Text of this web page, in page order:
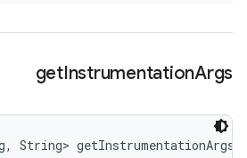
getInstrumentationArgs
String> getInstrumentationArgs